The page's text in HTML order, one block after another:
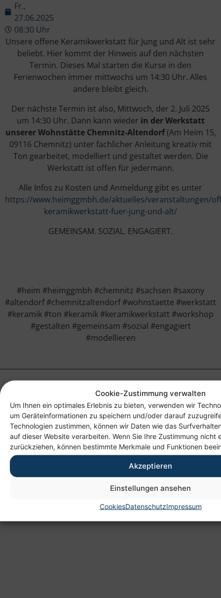
Cookie-Zustimmung verwalten
Um Ihnen ein optimales Erlebnis zu bieten, verwenden wir
um Geräteinformationen zu speichern und/oder darauf
Technologien zustimmen, können wir Daten wie das
auf dieser Website verarbeiten. Wenn Sie Ihre Zustimmung nicht
zurückziehen, können bestimmte Merkmale und Funktionen
Akzeptieren
Einstellungen ansehen
CookiesDatenschutzImpressum
Fr.,
27.06.2025
08:30 Uhr
Unsere offene Keramikwerkstatt für Jung und Alt ist sehr
beliebt. Hier kommt der Hinweis auf den nächsten
Termin. Dieses Mal starten die Kurse in den
Ferienwochen immer mittwochs um 14:30 Uhr. Alles
andere bleibt gleich.
Der nächste Termin ist also, Mittwoch, der 2. Juli 2025
um 14:30 Uhr. Dann kann wieder in der Werkstatt
unserer Wohnstätte Chemnitz-Altendorf(Am Heim 15,
09116 Chemnitz) unter fachlicher Anleitung kreativ mit
Ton gearbeitet, modelliert und gestaltet werden. Die
Werkstatt ist offen für jedermann.
Alle Infos zu Kosten und Anmeldung gibt es unter
https://www.heimggmbh.de/aktuelles/veranstaltungen/
keramikwerkstatt-fuer-jung-und-alt/
GEMEINSAM. SOZIAL. ENGAGIERT.
#heim #heimggmbh #chemnitz #sachsen #saxony
#altendorf #chemnitzaltendorf #wohnstaette #werkstatt
#keramik #ton #keramik #keramikwerkstatt #workshop
#gestalten #gemeinsam #sozial #engagiert
#modellieren
Anschrift
Heim gemeinnützige GmbH